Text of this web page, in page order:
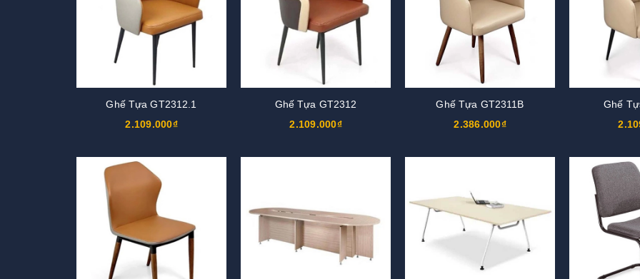
Ghế Tựa GT2312.1
2.109.000₫
Ghế Tựa GT2312
2.109.000₫
Ghế Tựa GT2311B
2.386.000₫
Ghế